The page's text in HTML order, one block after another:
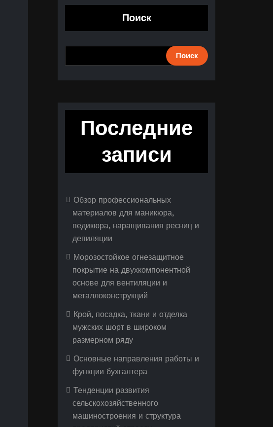
Поиск
Поиск
Последние
записи
Обзор профессиональных
материалов для маникюра,
педикюра, наращивания ресниц и
депиляции
Морозостойкое огнезащитное
покрытие на двухкомпонентной
основе для вентиляции и
металлоконструкций
Крой, посадка, ткани и отделка
мужских шорт в широком
размерном ряду
Основные направления работы и
функции бухгалтера
Тенденции развития
сельскохозяйственного
машиностроения и структура